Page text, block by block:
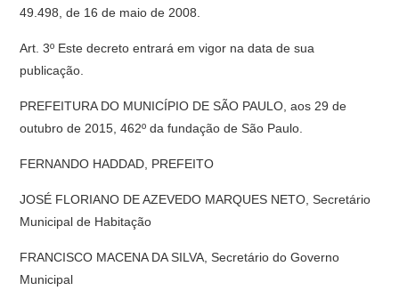
49.498, de 16 de maio de 2008.
Art. 3º Este decreto entrará em vigor na data de sua
publicação.
PREFEITURA DO MUNICÍPIO DE SÃO PAULO, aos 29 de
outubro de 2015, 462º da fundação de São Paulo.
FERNANDO HADDAD, PREFEITO
JOSÉ FLORIANO DE AZEVEDO MARQUES NETO, Secretário
Municipal de Habitação
FRANCISCO MACENA DA SILVA, Secretário do Governo
Municipal